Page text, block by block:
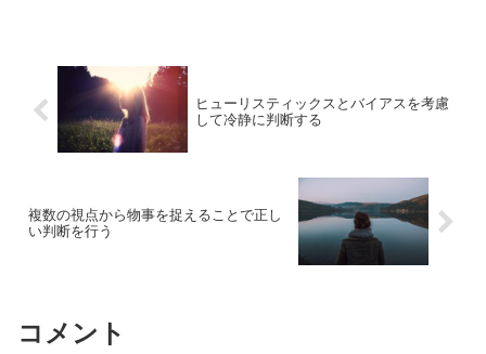
ヒューリスティックスとバイアスを考慮
して冷静に判断する
複数の視点から物事を捉えることで正し
い判断を行う
コメント